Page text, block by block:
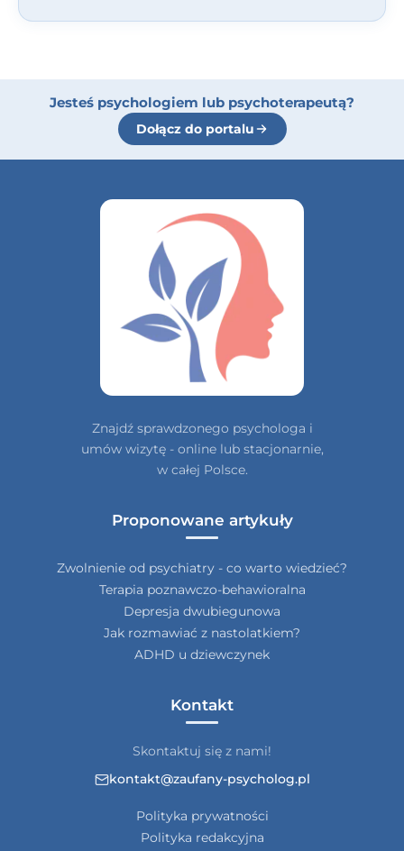
Jesteś psychologiem lub psychoterapeutą?
Dołącz do portalu
Znajdź sprawdzonego psychologa i
umów wizytę - online lub stacjonarnie,
w całej Polsce.
Proponowane artykuły
Zwolnienie od psychiatry - co warto wiedzieć?
Terapia poznawczo-behawioralna
Depresja dwubiegunowa
Jak rozmawiać z nastolatkiem?
ADHD u dziewczynek
Kontakt
Skontaktuj się z nami!
kontakt@zaufany-psycholog.pl
Polityka prywatności
Polityka redakcyjna